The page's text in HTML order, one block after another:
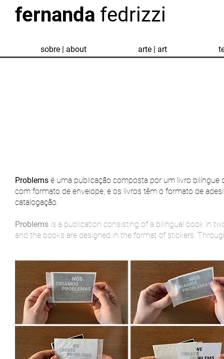
fernanda fedrizzi
sobre | about arte | art
Problems é uma publicação composta por um livro
com formato de envelope, e os livros têm o formato de
catalogação.
Problems is a publication consisting of a bilingual book in
and the books are designed in the format of stickers.